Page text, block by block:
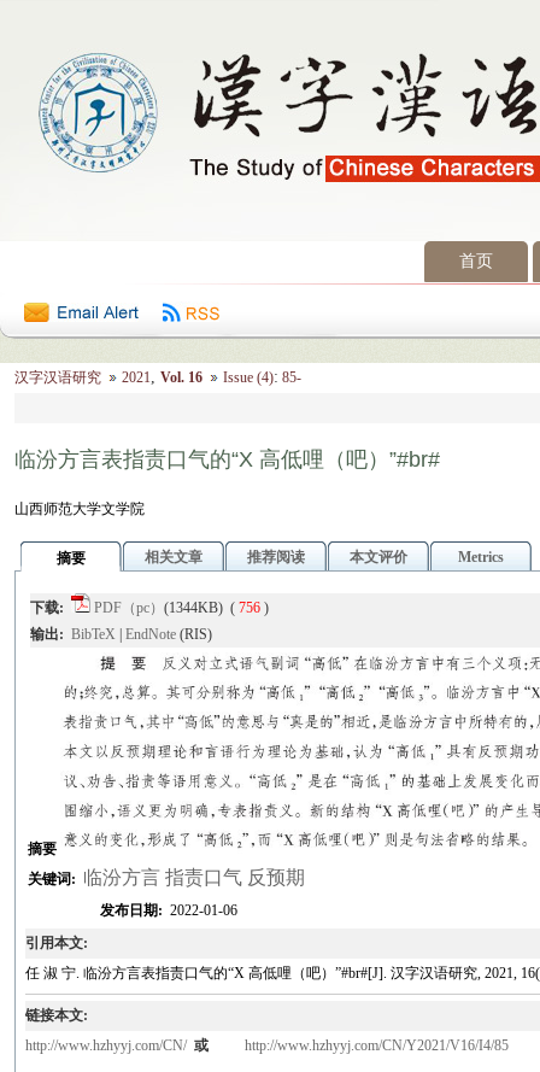
首页
汉字汉语研究 2021, Vol. 16 Issue (4): 85-
临汾方言表指责口气的“X 高低哩（吧）”#br#
山西师范大学文学院
摘要 相关文章 推荐阅读 本文评价 Metrics
下载: PDF（pc） (1344KB) ( 756 )
输出: BibTeX EndNote (RIS)
摘要
关键词: 临汾方言 指责口气 反预期
发布日期: 2022-01-06
引用本文:
任 淑 宁. 临汾方言表指责口气的“X 高低哩（吧）”#br#[J]. 汉字汉语研究, 2021,
链接本文:
http://www.hzhyyj.com/CN/ 或 http://www.hzhyyj.com/CN/Y2021/V16/I4/85